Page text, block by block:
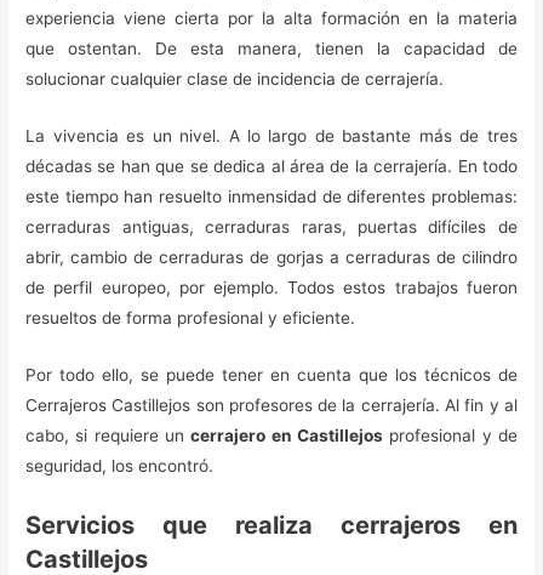
experiencia viene cierta por la alta formación en la materia
que ostentan. De esta manera, tienen la capacidad de
solucionar cualquier clase de incidencia de cerrajería.
La vivencia es un nivel. A lo largo de bastante más de tres
décadas se han que se dedica al área de la cerrajería. En todo
este tiempo han resuelto inmensidad de diferentes problemas:
cerraduras antiguas, cerraduras raras, puertas difíciles de
abrir, cambio de cerraduras de gorjas a cerraduras de cilindro
de perfil europeo, por ejemplo. Todos estos trabajos fueron
resueltos de forma profesional y eficiente.
Por todo ello, se puede tener en cuenta que los técnicos de
Cerrajeros Castillejos son profesores de la cerrajería. Al fin y al
cabo, si requiere uncerrajero en Castillejos profesional y de
seguridad, los encontró.
Servicios que realiza cerrajeros en
Castillejos